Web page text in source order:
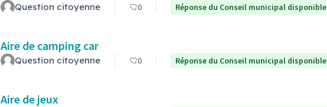
Question citoyenne 0 Réponse du Conseil municipal disponible
Aire de camping car
Question citoyenne 0 Réponse du Conseil municipal disponible
Aire de jeux